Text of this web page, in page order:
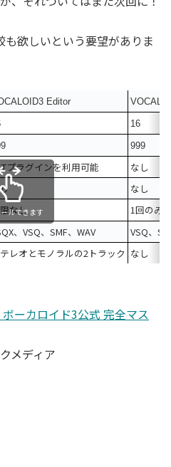
欲しいという要望がありま
Editor
16
999
プラグインを利用可能
なし
なし
なし
1回のみ
、VSQ、SMF、WAV
VSQ、
レオとモノラルの2トラック なし
ルできます
ーカロイド3公式 完全マス
メディア